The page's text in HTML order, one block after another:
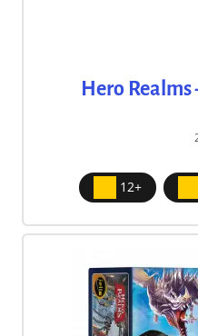
Hero Realms
12+